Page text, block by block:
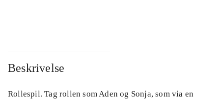
Beskrivelse
Rollespil. Tag rollen som Aden og Sonja, som via en